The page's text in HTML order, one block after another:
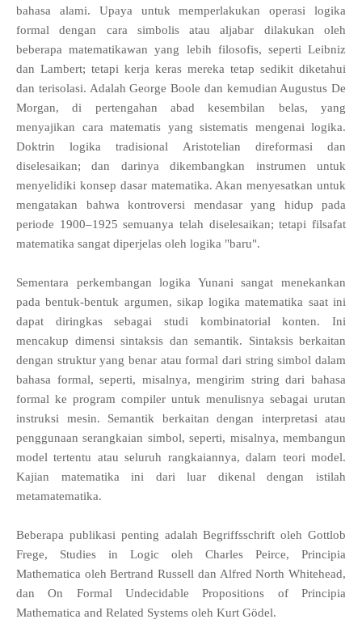
bahasa alami. Upaya untuk memperlakukan operasi logika
formal dengan cara simbolis atau aljabar dilakukan oleh
beberapa matematikawan yang lebih filosofis, seperti Leibniz
dan Lambert; tetapi kerja keras mereka tetap sedikit diketahui
dan terisolasi. Adalah George Boole dan kemudian Augustus De
Morgan, di pertengahan abad kesembilan belas, yang
menyajikan cara matematis yang sistematis mengenai logika.
Doktrin logika tradisional Aristotelian direformasi dan
diselesaikan; dan darinya dikembangkan instrumen untuk
menyelidiki konsep dasar matematika. Akan menyesatkan untuk
mengatakan bahwa kontroversi mendasar yang hidup pada
periode 1900–1925 semuanya telah diselesaikan; tetapi filsafat
matematika sangat diperjelas oleh logika "baru".
Sementara perkembangan logika Yunani sangat menekankan
pada bentuk-bentuk argumen, sikap logika matematika saat ini
dapat diringkas sebagai studi kombinatorial konten. Ini
mencakup dimensi sintaksis dan semantik. Sintaksis berkaitan
dengan struktur yang benar atau formal dari string simbol dalam
bahasa formal, seperti, misalnya, mengirim string dari bahasa
formal ke program compiler untuk menulisnya sebagai urutan
instruksi mesin. Semantik berkaitan dengan interpretasi atau
penggunaan serangkaian simbol, seperti, misalnya, membangun
model tertentu atau seluruh rangkaiannya, dalam teori model.
Kajian matematika ini dari luar dikenal dengan istilah
metamatematika.
Beberapa publikasi penting adalah Begriffsschrift oleh Gottlob
Frege, Studies in Logic oleh Charles Peirce, Principia
Mathematica oleh Bertrand Russell dan Alfred North Whitehead,
dan On Formal Undecidable Propositions of Principia
Mathematica and Related Systems oleh Kurt Gödel.